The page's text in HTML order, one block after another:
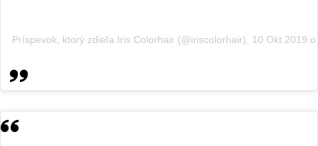
Príspevok, ktorý zdieľa Iris Colorhair (@iriscolorhair) 10 Okt 2019